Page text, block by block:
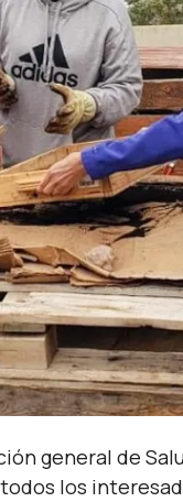
general de
los